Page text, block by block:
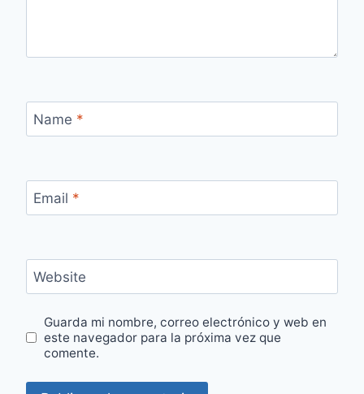
Name *
Email *
Website
Guarda mi nombre, correo electrónico y web en
este navegador para la próxima vez que
comente.